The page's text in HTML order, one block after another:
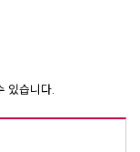
있습니다.